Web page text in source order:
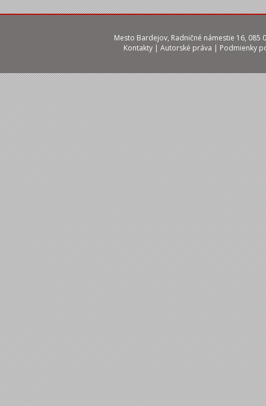
Mesto Bardejov, Radničné námestie 16, 085
Kontakty | Autorské práva | Podmienky